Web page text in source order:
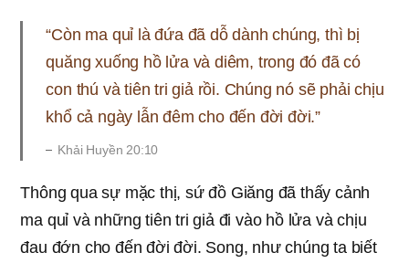
“Còn ma quỉ là đứa đã dỗ dành chúng, thì bị
quăng xuống hồ lửa và diêm, trong đó đã có
con thú và tiên tri giả rồi. Chúng nó sẽ phải chịu
khổ cả ngày lẫn đêm cho đến đời đời.”
​Khải Huyền 20:10
Thông qua sự mặc thị, sứ đồ Giăng đã thấy cảnh
ma quỉ và những tiên tri giả đi vào hồ lửa và chịu
đau đớn cho đến đời đời. Song, như chúng ta biết